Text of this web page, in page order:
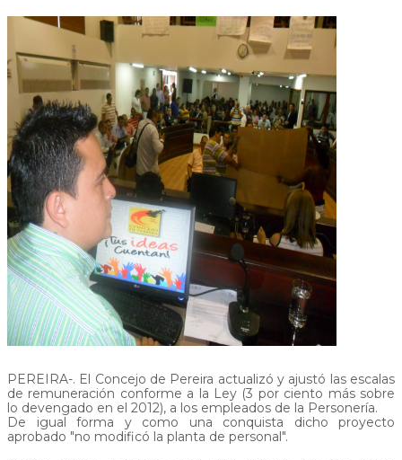
PEREIRA-. El Concejo de Pereira actualizó y ajustó las escalas
de remuneración conforme a la Ley (3 por ciento más sobre
lo devengado en el 2012), a los empleados de la Personería.
De igual forma y como una conquista dicho proyecto
aprobado "no modificó la planta de personal".